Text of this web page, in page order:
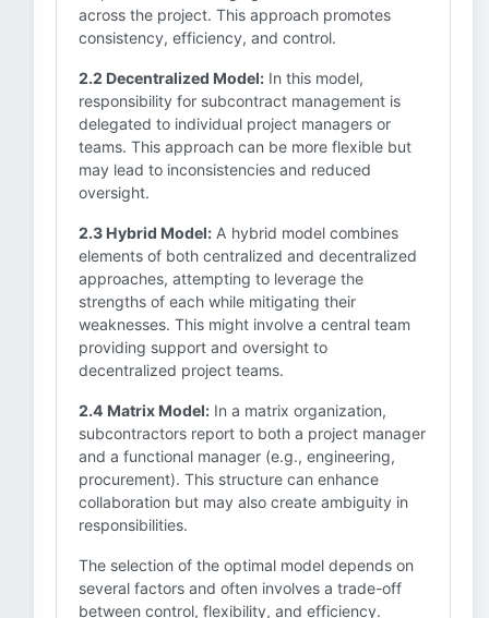
across the project. This approach promotes
consistency, efficiency, and control.
2.2 Decentralized Model: In this model,
responsibility for subcontract management is
delegated to individual project managers or
teams. This approach can be more flexible but
may lead to inconsistencies and reduced
oversight.
2.3 Hybrid Model: A hybrid model combines
elements of both centralized and decentralized
approaches, attempting to leverage the
strengths of each while mitigating their
weaknesses. This might involve a central team
providing support and oversight to
decentralized project teams.
2.4 Matrix Model: In a matrix organization,
subcontractors report to both a project manager
and a functional manager (e.g., engineering,
procurement). This structure can enhance
collaboration but may also create ambiguity in
responsibilities.
The selection of the optimal model depends on
several factors and often involves a trade-off
between control, flexibility, and efficiency.